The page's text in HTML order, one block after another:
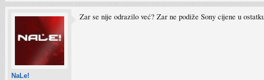
NaLe!
Zar se nije odrazilo već? Zar ne podiže Sony cijene u